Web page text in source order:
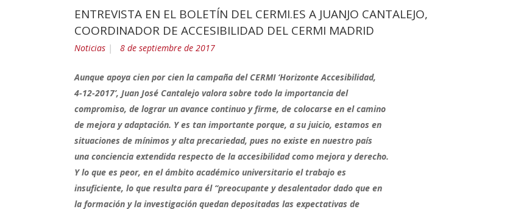
ENTREVISTA EN EL BOLETÍN DEL CERMI.ES A JUANJO CANTALEJO,
COORDINADOR DE ACCESIBILIDAD DEL CERMI MADRID
Noticias 8 de septiembre de 2017
Aunque apoya cien por cien la campaña del CERMI ‘Horizonte Accesibilidad,
4-12-2017’, Juan José Cantalejo valora sobre todo la importancia del
compromiso, de lograr un avance continuo y firme, de colocarse en el camino
de mejora y adaptación. Y es tan importante porque, a su juicio, estamos en
situaciones de mínimos y alta precariedad, pues no existe en nuestro país
una conciencia extendida respecto de la accesibilidad como mejora y derecho.
Y lo que es peor, en el ámbito académico universitario el trabajo es
insuficiente, lo que resulta para él “preocupante y desalentador dado que en
la formación y la investigación quedan depositadas las expectativas de